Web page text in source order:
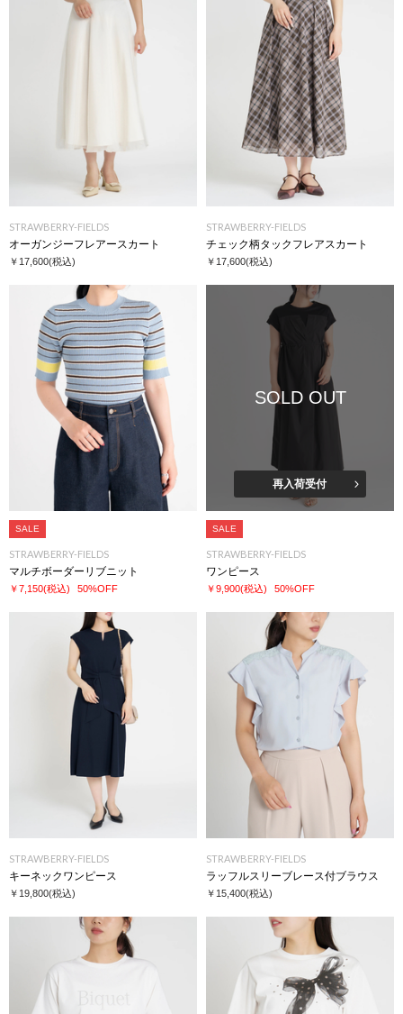
STRAWBERRY-FIELDS
オーガンジーフレアースカート
￥17,600(税込)
STRAWBERRY-FIELDS
チェック柄タックフレアスカート
￥17,600(税込)
SALE
STRAWBERRY-FIELDS
マルチボーダーリブニット
￥7,150(税込) 50%OFF
SOLD OUT
再入荷受付
SALE
STRAWBERRY-FIELDS
ワンピース
￥9,900(税込) 50%OFF
STRAWBERRY-FIELDS
キーネックワンピース
￥19,800(税込)
STRAWBERRY-FIELDS
ラッフルスリーブレース付ブラウス
￥15,400(税込)